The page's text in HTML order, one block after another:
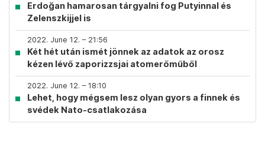
Erdoğan hamarosan tárgyalni fog Putyinnal és
Zelenszkijjel is
2022. June 12. – 21:56
Két hét után ismét jönnek az adatok az orosz
kézen lévő zaporizzsjai atomerőműből
2022. June 12. – 18:10
Lehet, hogy mégsem lesz olyan gyors a finnek és
svédek Nato-csatlakozása